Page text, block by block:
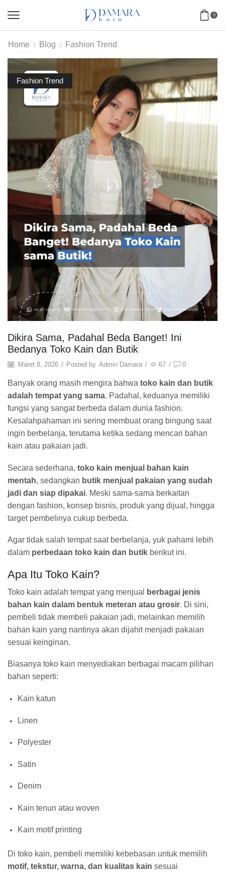
0
Home Blog Fashion Trend
Fashion Trend
Dikira Sama, Padahal Beda Banget! Ini
Bedanya Toko Kain dan Butik
Maret 8, 2026 / Posted by Admin Damara / 67 / 0
Banyak orang masih mengira bahwa toko kain dan butik
adalah tempat yang sama. Padahal, keduanya memiliki
fungsi yang sangat berbeda dalam dunia fashion.
Kesalahpahaman ini sering membuat orang bingung saat
ingin berbelanja, terutama ketika sedang mencari bahan
kain atau pakaian jadi.
Secara sederhana, toko kain menjual bahan kain
mentah, sedangkan butik menjual pakaian yang sudah
jadi dan siap dipakai. Meski sama-sama berkaitan
dengan fashion, konsep bisnis, produk yang dijual, hingga
target pembelinya cukup berbeda.
Agar tidak salah tempat saat berbelanja, yuk pahami lebih
dalam perbedaan toko kain dan butik berikut ini.
Apa Itu Toko Kain?
Toko kain adalah tempat yang menjual
berbagai jenis
bahan kain dalam bentuk meteran atau grosir. Di sini,
pembeli tidak membeli pakaian jadi, melainkan memilih
bahan kain yang nantinya akan dijahit menjadi pakaian
sesuai keinginan.
Biasanya toko kain menyediakan berbagai macam pilihan
bahan seperti:
Kain katun
Linen
Polyester
Satin
Denim
Kain tenun atau woven
Kain motif printing
Di toko kain, pembeli memiliki kebebasan untuk memilih
motif, tekstur, warna, dan kualitas kain sesuai